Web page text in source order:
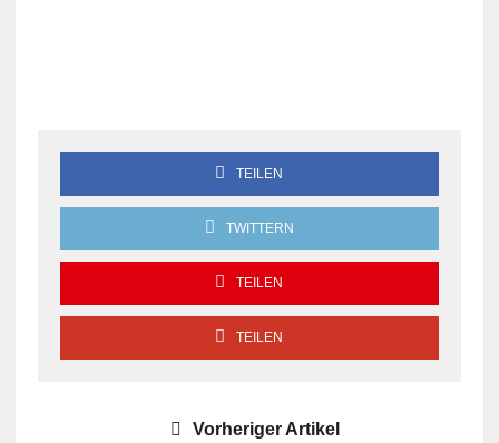
TEILEN
TWITTERN
TEILEN
TEILEN
Vorheriger Artikel